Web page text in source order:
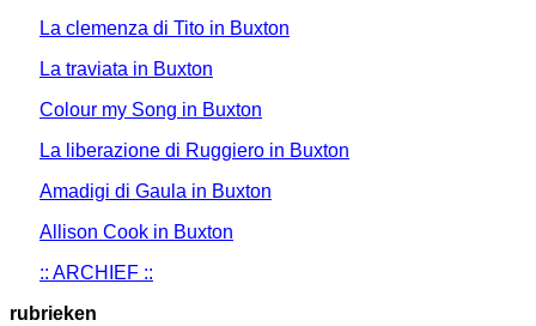
La clemenza di Tito in Buxton
La traviata in Buxton
Colour my Song in Buxton
La liberazione di Ruggiero in Buxton
Amadigi di Gaula in Buxton
Allison Cook in Buxton
:: ARCHIEF ::
rubrieken